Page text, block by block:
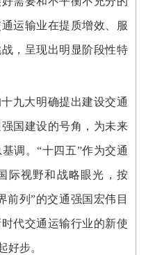
运输业在提质增效、服
，呈现出明显阶段性特
九大明确提出建设交通
国建设的号角，为未来
调。“十四五”作为交通
际视野和战略眼光，按
前列”的交通强国宏伟目
代交通运输行业的新使
好步。